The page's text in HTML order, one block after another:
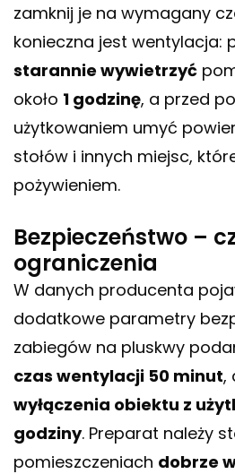
zamknij je na wymagany
konieczna jest wentylacja:
starannie wywietrzyć
około 1 godzinę, a przed
użytkowaniem umyć
stołów i innych miejsc,
pożywieniem.
Bezpieczeństwo –
ograniczenia
W danych producenta
dodatkowe parametry
zabiegów na pluskwy
czas wentylacji 50 minut,
wyłączenia obiektu z
godziny. Preparat należy
pomieszczeniach dobrze